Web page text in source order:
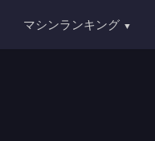
マシンランキング